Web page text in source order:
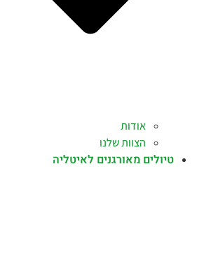
אודות
הצוות שלנו
טיולים מאורגנים לאיטליה